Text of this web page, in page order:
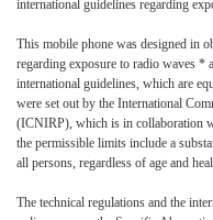
international guidelines regarding
This mobile phone was designed in
regarding exposure to radio waves *
international guidelines, which are
were set out by the International
(ICNIRP), which is in collaboration
the permissible limits include a
all persons, regardless of age and
The technical regulations and the